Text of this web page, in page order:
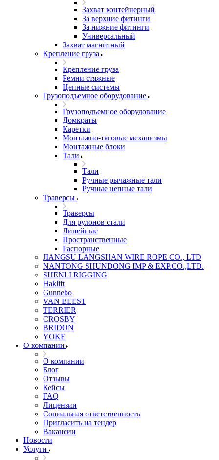
Захват контейнерный
За верхние фитинги
За нижние фитинги
Универсальный
Захват магнитный
Крепление груза
Крепление груза
Ремни стяжные
Цепные системы
Грузоподъемное оборудование
Грузоподъемное оборудование
Домкраты
Каретки
Монтажно-тяговые механизмы
Монтажные блоки
Тали
Тали
Ручные рычажные тали
Ручные цепные тали
Траверсы
Траверсы
Для рулонов стали
Линейные
Пространственные
Распорные
JIANGSU LANGSHAN WIRE ROPE CO., LTD
NANTONG SHUNDONG IMP & EXP.CO.,LTD.
SHENLI RIGGING
Haklift
Gunnebo
VAN BEEST
TERRIER
CROSBY
BRIDON
YOKE
О компании
О компании
Блог
Отзывы
Кейсы
FAQ
Лицензии
Социальная ответственность
Пригласить на тендер
Вакансии
Новости
Услуги